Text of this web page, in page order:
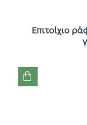
Επιτοίχιο